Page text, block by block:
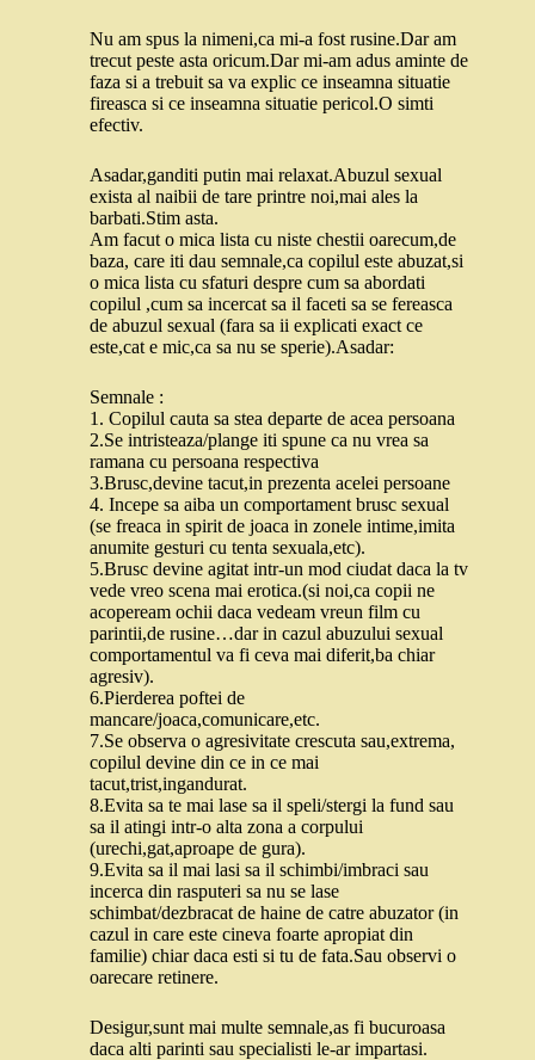
Nu am spus la nimeni,ca mi-a fost rusine.Dar am
trecut peste asta oricum.Dar mi-am adus aminte de
faza si a trebuit sa va explic ce inseamna situatie
fireasca si ce inseamna situatie pericol.O simti
efectiv.
Asadar,ganditi putin mai relaxat.Abuzul sexual
exista al naibii de tare printre noi,mai ales la
barbati.Stim asta.
Am facut o mica lista cu niste chestii oarecum,de
baza, care iti dau semnale,ca copilul este abuzat,si
o mica lista cu sfaturi despre cum sa abordati
copilul ,cum sa incercat sa il faceti sa se fereasca
de abuzul sexual (fara sa ii explicati exact ce
este,cat e mic,ca sa nu se sperie).Asadar:
Semnale :
1. Copilul cauta sa stea departe de acea persoana
2.Se intristeaza/plange iti spune ca nu vrea sa
ramana cu persoana respectiva
3.Brusc,devine tacut,in prezenta acelei persoane
4. Incepe sa aiba un comportament brusc sexual
(se freaca in spirit de joaca in zonele intime,imita
anumite gesturi cu tenta sexuala,etc).
5.Brusc devine agitat intr-un mod ciudat daca la tv
vede vreo scena mai erotica.(si noi,ca copii ne
acopeream ochii daca vedeam vreun film cu
parintii,de rusine…dar in cazul abuzului sexual
comportamentul va fi ceva mai diferit,ba chiar
agresiv).
6.Pierderea poftei de
mancare/joaca,comunicare,etc.
7.Se observa o agresivitate crescuta sau,extrema,
copilul devine din ce in ce mai
tacut,trist,ingandurat.
8.Evita sa te mai lase sa il speli/stergi la fund sau
sa il atingi intr-o alta zona a corpului
(urechi,gat,aproape de gura).
9.Evita sa il mai lasi sa il schimbi/imbraci sau
incerca din rasputeri sa nu se lase
schimbat/dezbracat de haine de catre abuzator (in
cazul in care este cineva foarte apropiat din
familie) chiar daca esti si tu de fata.Sau observi o
oarecare retinere.
Desigur,sunt mai multe semnale,as fi bucuroasa
daca alti parinti sau specialisti le-ar impartasi.